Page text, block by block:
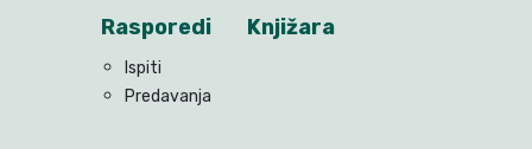
Rasporedi
Ispiti
Predavanja
Knjižara